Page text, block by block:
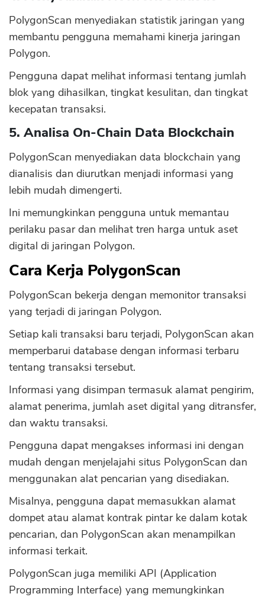
PolygonScan menyediakan statistik jaringan yang
membantu pengguna memahami kinerja jaringan
Polygon.
Pengguna dapat melihat informasi tentang jumlah
blok yang dihasilkan, tingkat kesulitan, dan tingkat
kecepatan transaksi.
5. Analisa On-Chain Data Blockchain
PolygonScan menyediakan data blockchain yang
dianalisis dan diurutkan menjadi informasi yang
lebih mudah dimengerti.
Ini memungkinkan pengguna untuk memantau
perilaku pasar dan melihat tren harga untuk aset
digital di jaringan Polygon.
Cara Kerja PolygonScan
PolygonScan bekerja dengan memonitor transaksi
yang terjadi di jaringan Polygon.
Setiap kali transaksi baru terjadi, PolygonScan akan
memperbarui database dengan informasi terbaru
tentang transaksi tersebut.
Informasi yang disimpan termasuk alamat pengirim,
alamat penerima, jumlah aset digital yang ditransfer,
dan waktu transaksi.
Pengguna dapat mengakses informasi ini dengan
mudah dengan menjelajahi situs PolygonScan dan
menggunakan alat pencarian yang disediakan.
Misalnya, pengguna dapat memasukkan alamat
dompet atau alamat kontrak pintar ke dalam kotak
pencarian, dan PolygonScan akan menampilkan
informasi terkait.
PolygonScan juga memiliki API (Application
Programming Interface) yang memungkinkan